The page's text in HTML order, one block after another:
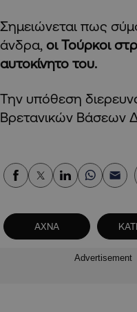
Σημειώνεται πως
άνδρα, οι Τούρκοι
αυτοκίνητο του.
Την υπόθεση
Βρετανικών Βάσεων
ΑΧΝΑ
Advertisement